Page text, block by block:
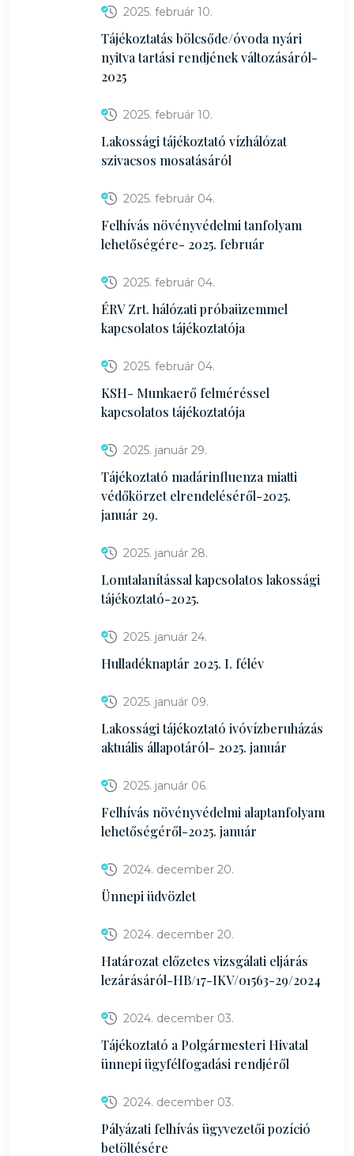
2025. február 10.
Tájékoztatás bölcsőde/óvoda nyári
nyitva tartási rendjének változásáról-
2025
2025. február 10.
Lakossági tájékoztató vízhálózat
szivacsos mosatásáról
2025. február 04.
Felhívás növényvédelmi tanfolyam
lehetőségére- 2025. február
2025. február 04.
ÉRV Zrt. hálózati próbaüzemmel
kapcsolatos tájékoztatója
2025. február 04.
KSH- Munkaerő felméréssel
kapcsolatos tájékoztatója
2025. január 29.
Tájékoztató madárinfluenza miatti
védőkörzet elrendeléséről-2025.
január 29.
2025. január 28.
Lomtalanítással kapcsolatos lakossági
tájékoztató-2025.
2025. január 24.
Hulladéknaptár 2025. I. félév
2025. január 09.
Lakossági tájékoztató ivóvízberuházás
aktuális állapotáról- 2025. január
2025. január 06.
Felhívás növényvédelmi alaptanfolyam
lehetőségéről-2025. január
2024. december 20.
Ünnepi üdvözlet
2024. december 20.
Határozat előzetes vizsgálati eljárás
lezárásáról-HB/17-IKV/01563-29/2024
2024. december 03.
Tájékoztató a Polgármesteri Hivatal
ünnepi ügyfélfogadási rendjéről
2024. december 03.
Pályázati felhívás ügyvezetői pozíció
betöltésére